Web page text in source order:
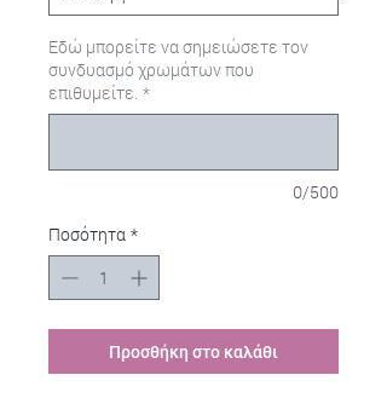
Εδώ μπορείτε να σημειώσετε τον
συνδυασμό χρωμάτων που
επιθυμείτε. *
0/500
Ποσότητα *
Προσθήκη στο καλάθι